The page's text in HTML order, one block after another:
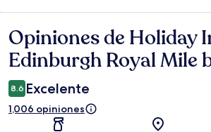
Opiniones
Opiniones de Holiday
Edinburgh Royal Mile
8.6 Excelente
1,006 opiniones